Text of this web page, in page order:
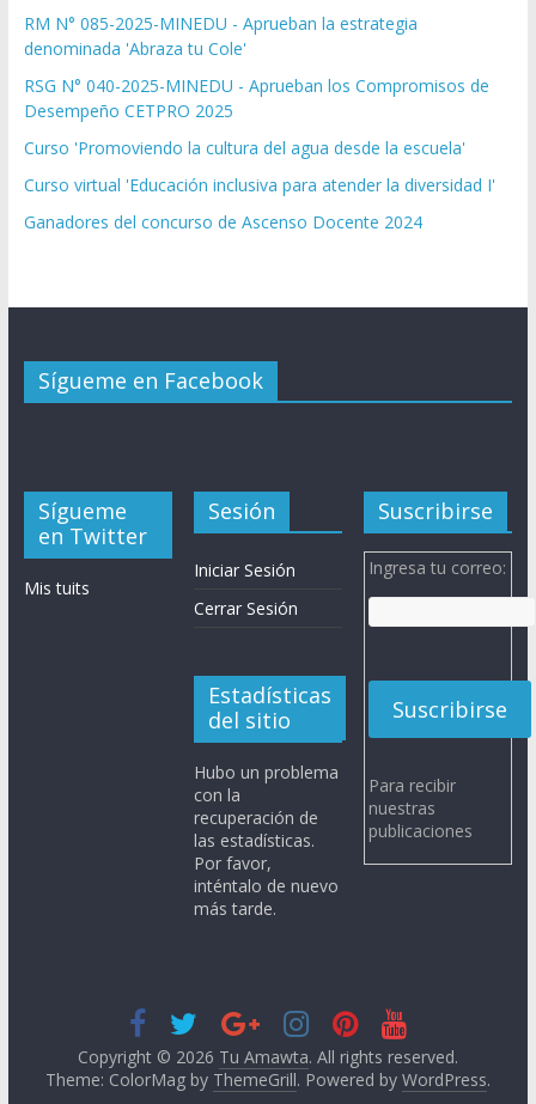
RM N° 085-2025-MINEDU - Aprueban la estrategia
denominada 'Abraza tu Cole'
RSG N° 040-2025-MINEDU - Aprueban los Compromisos de
Desempeño CETPRO 2025
Curso 'Promoviendo la cultura del agua desde la escuela'
Curso virtual 'Educación inclusiva para atender la diversidad I'
Ganadores del concurso de Ascenso Docente 2024
Sígueme en Facebook
Sígueme
en Twitter
Mis tuits
Sesión
Iniciar Sesión
Cerrar Sesión
Estadísticas
del sitio
Hubo un problema
con la
recuperación de
las estadísticas.
Por favor,
inténtalo de nuevo
más tarde.
Suscribirse
Ingresa tu correo:
Para recibir
nuestras
publicaciones
Copyright © 2026 Tu Amawta. All rights reserved.
Theme: ColorMag by ThemeGrill. Powered by WordPress.